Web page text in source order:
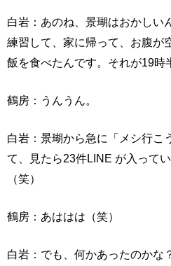
白岩：あのね、景瑚はおかしい
練習して、家に帰って、お腹が
飯を食べたんです。それが19時
鶴房：うんうん。
白岩：景瑚から急に「メシ行こ
て、見たら23件LINE が入って
（笑）
鶴房：あははは（笑）
白岩：でも、何かあったのかな